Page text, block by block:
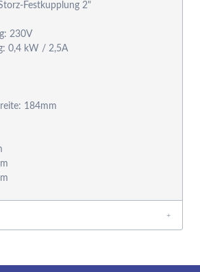
Festkupplung 2"
230V
0,4 kW / 2,5A
184mm